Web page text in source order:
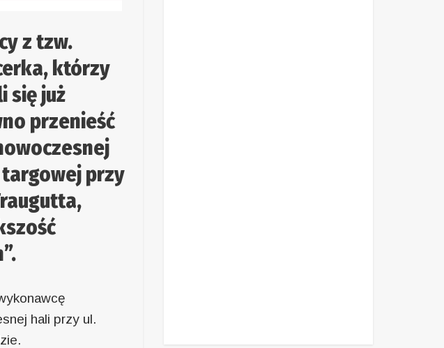
z tzw.
którzy
się już
przenieść
przy
hali przy ul.